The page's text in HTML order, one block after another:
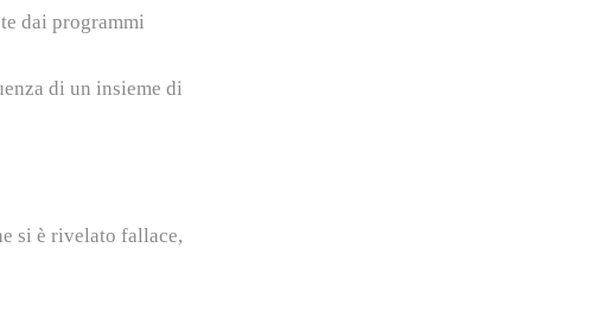
dai programmi
di un insieme di
si è rivelato fallace,